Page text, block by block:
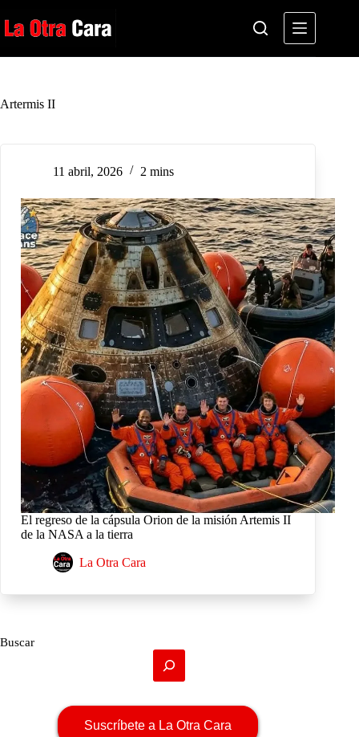
al
contenido
Artermis II
11 abril, 2026 2 mins
El regreso de la cápsula Orion de la misión Artemis II
de la NASA a la tierra
La Otra Cara
Buscar
Suscríbete a La Otra Cara